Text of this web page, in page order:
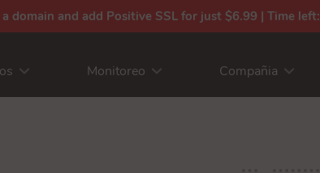
domain and add Positive SSL for just $6.99 | Time left:
Monitoreo Compañia